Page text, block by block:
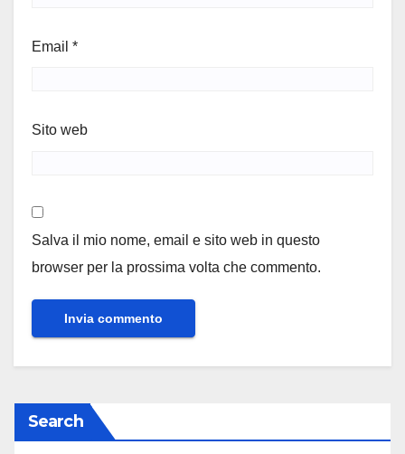
Email *
Sito web
Salva il mio nome, email e sito web in questo
browser per la prossima volta che commento.
Search